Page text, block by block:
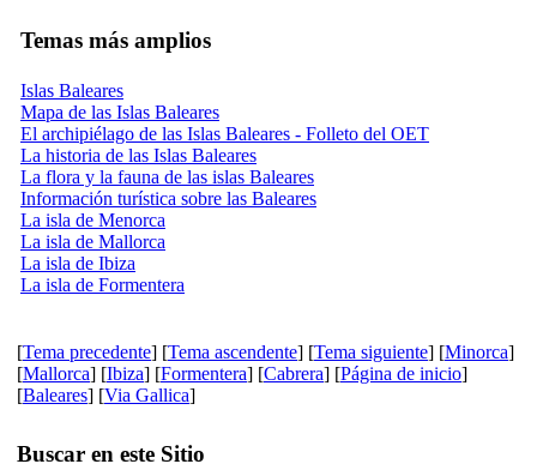
Temas más amplios
Islas Baleares
Mapa de las Islas Baleares
El archipiélago de las Islas Baleares - Folleto del OET
La historia de las Islas Baleares
La flora y la fauna de las islas Baleares
Información turística sobre las Baleares
La isla de Menorca
La isla de Mallorca
La isla de Ibiza
La isla de Formentera
[Tema precedente] [Tema ascendente] [Tema siguiente] [Minorca]
[Mallorca] [Ibiza] [Formentera] [Cabrera] [Página de inicio]
[Baleares] [Via Gallica]
Buscar en este Sitio